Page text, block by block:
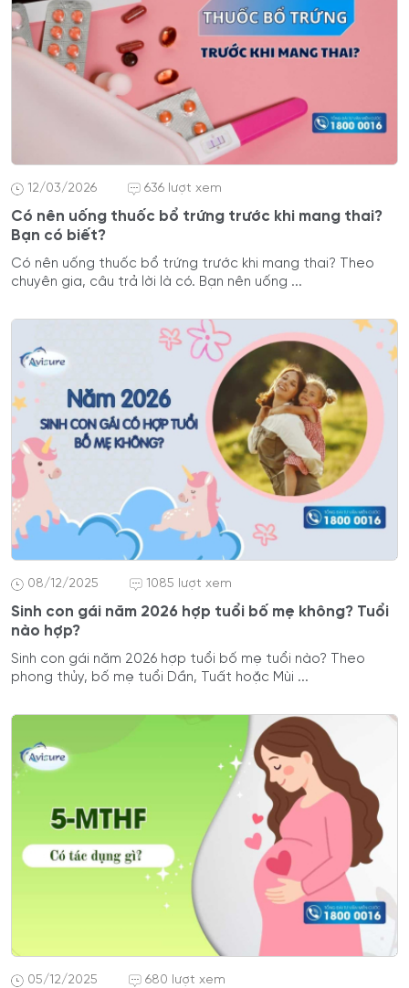
12/03/2026 636 lượt xem
Có nên uống thuốc bổ trứng trước khi mang thai?
Bạn có biết?
Có nên uống thuốc bổ trứng trước khi mang thai? Theo
chuyên gia, câu trả lời là có. Bạn nên uống ...
08/12/2025 1085 lượt xem
Sinh con gái năm 2026 hợp tuổi bố mẹ không? Tuổi
nào hợp?
Sinh con gái năm 2026 hợp tuổi bố mẹ tuổi nào? Theo
phong thủy, bố mẹ tuổi Dần, Tuất hoặc Mùi ...
05/12/2025 680 lượt xem